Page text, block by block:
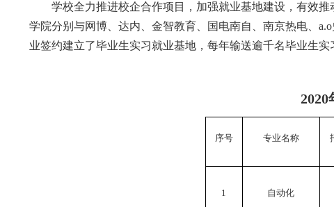
学校全力推进校企合作项目，加强就业基地建设，有效
学院分别与网博、达内、金智教育、国电南自、南京热电、 a.o
业签约建立了毕业生实习就业基地，每年输送逾千名毕业生实
2020
序号 专业名称
1 自动化